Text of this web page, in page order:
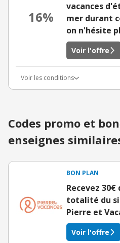
16%
vacances
mer durant
on n'hésite
Voir l'offre
Voir les conditions
Codes promo et
enseignes
BON PLAN
Recevez
totalité du
Pierre et
Voir l'offre